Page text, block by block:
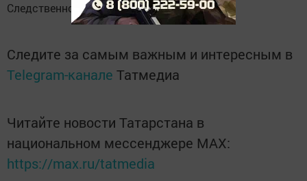
Следственное Управление СК России по РТ.
Следите за самым важным и интересным в
Telegram-канале Татмедиа
Читайте новости Татарстана в
национальном мессенджере MАХ:
https://max.ru/tatmedia